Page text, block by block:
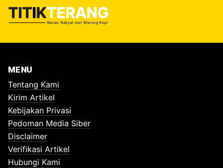
MENU
Tentang Kami
Kirim Artikel
Kebijakan Privasi
Pedoman Media Siber
Disclaimer
Verifikasi Artikel
Hubungi Kami